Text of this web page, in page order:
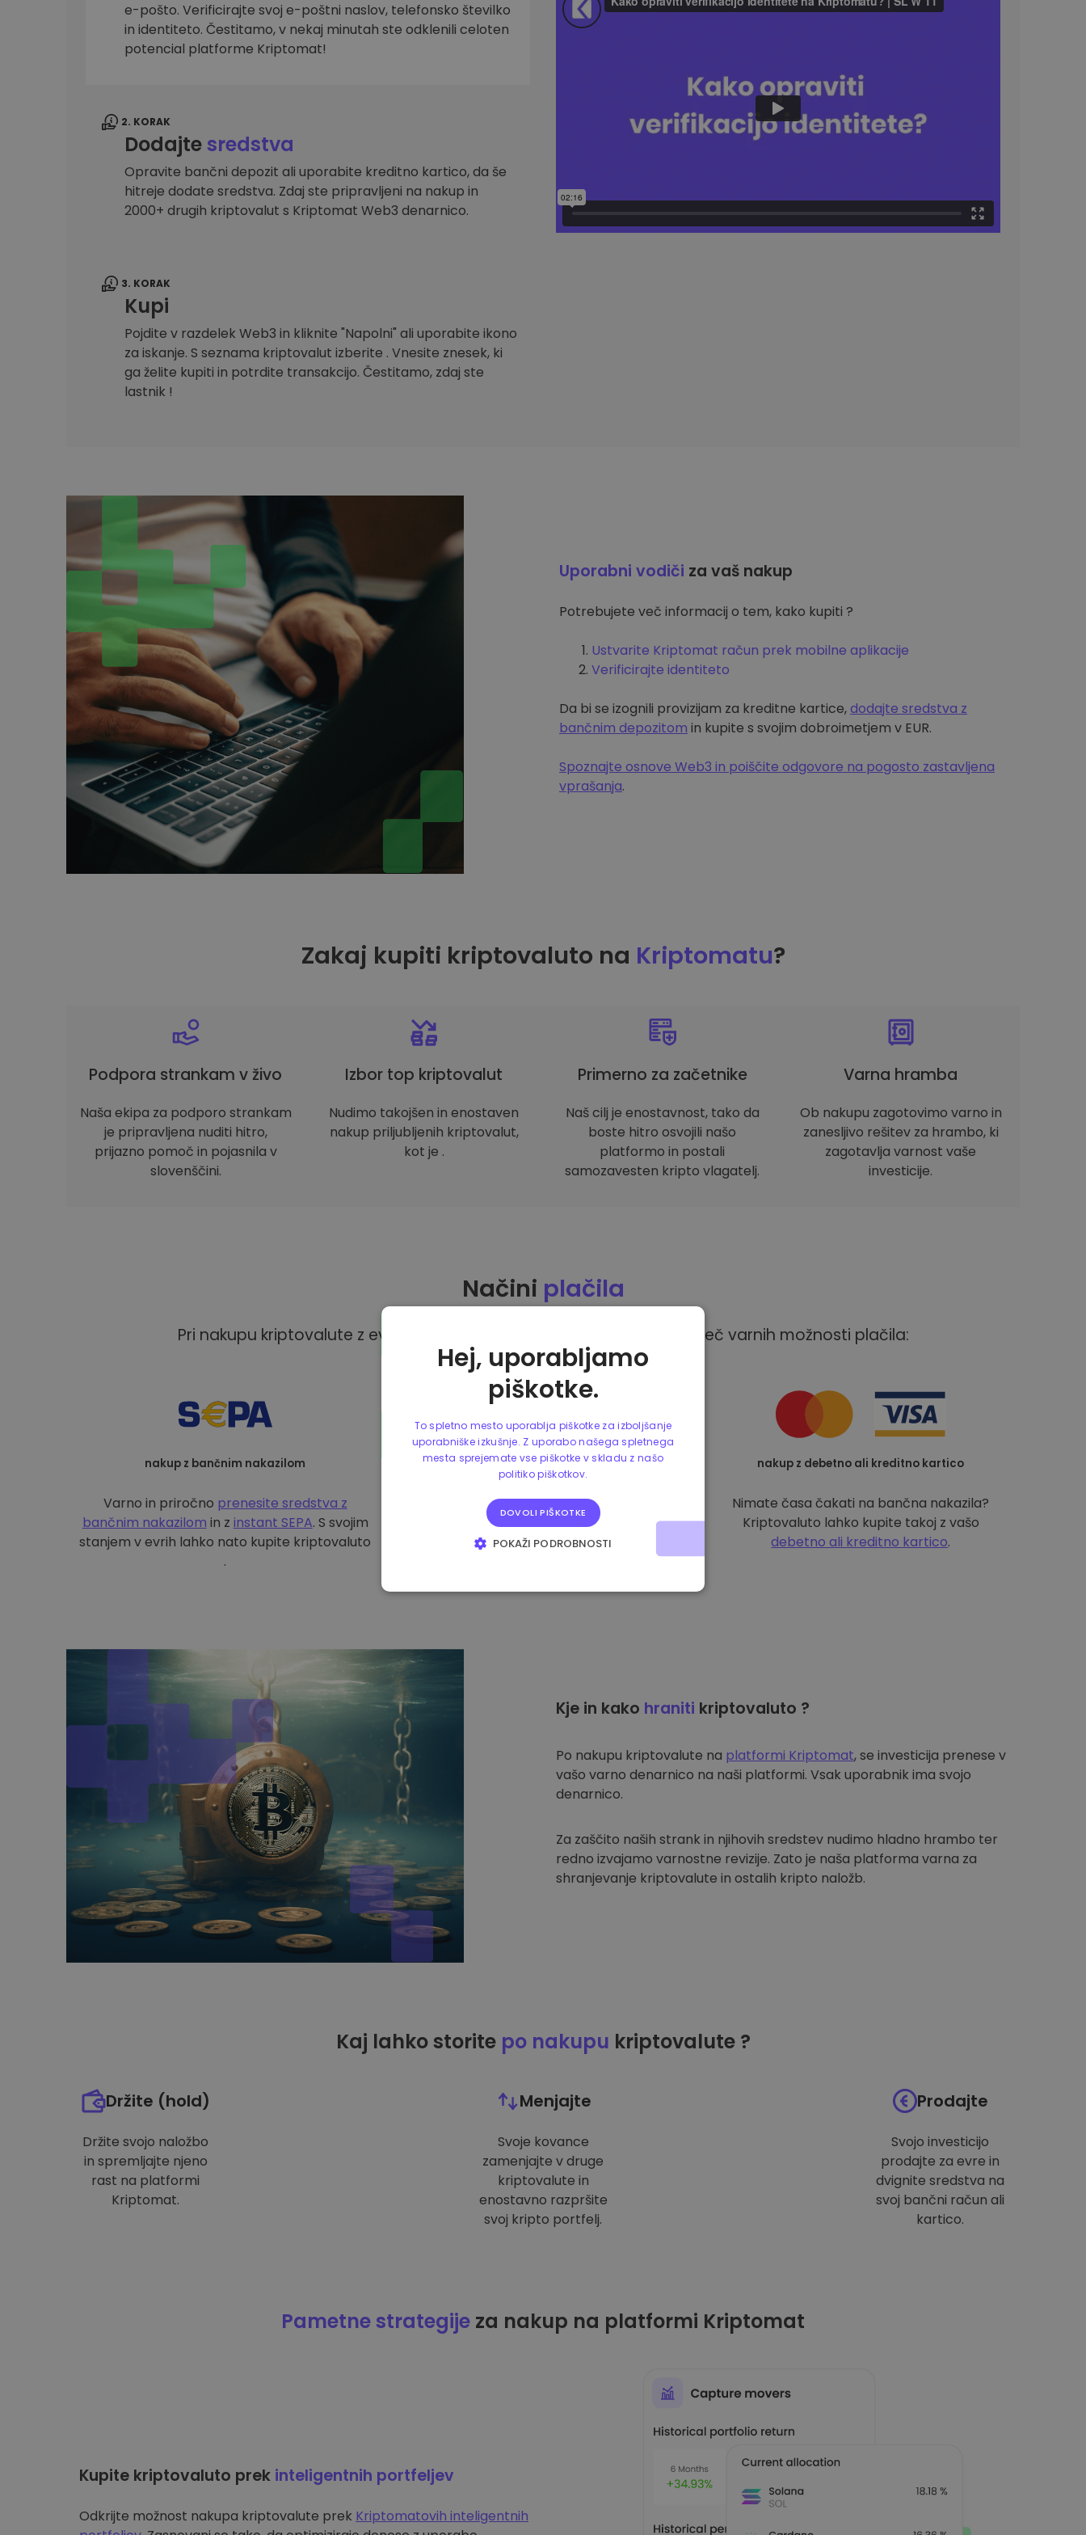
Raziskovalec naložb
Najdi svojo kripto strategijo
e-pošto. Verificirajte svoj e-poštni naslov, telefonsko številko
in identiteto. Čestitamo, v nekaj minutah ste odklenili celoten
potencial platforme Kriptomat!
2. KORAK
Dodajtesredstva
Opravite bančni depozit ali uporabite kreditno kartico, da še
hitreje dodate sredstva. Zdaj ste pripravljeni na nakup in
2000+ drugih kriptovalut s Kriptomat Web3 denarnico.
3. KORAK
Kupi
Pojdite v razdelek Web3 in kliknite "Napolni" ali uporabite ikono
za iskanje. S seznama kriptovalut izberite . Vnesite znesek, ki
ga želite kupiti in potrdite transakcijo. Čestitamo, zdaj ste
lastnik !
Uporabni vodiči za vaš nakup
Potrebujete več informacij o tem, kako kupiti ?
Ustvarite Kriptomat račun prek mobilne aplikacije
Verificirajte identiteto
Da bi se izognili provizijam za kreditne kartice,dodajte sredstva z
bančnim depozitom in kupite s svojim dobroimetjem v EUR.
Spoznajte osnove Web3 in poiščite odgovore na pogosto zastavljena
vprašanja.
Zakaj kupiti kriptovaluto na Kriptomatu?
Podpora strankam v živo
Naša ekipa za podporo strankam
je pripravljena nuditi hitro,
prijazno pomoč in pojasnila v
slovenščini.
Izbor top kriptovalut
Nudimo takojšen in enostaven
nakup priljubljenih kriptovalut,
kot je .
Primerno za začetnike
Naš cilj je enostavnost, tako da
boste hitro osvojili našo
platformo in postali
samozavesten kripto vlagatelj.
Varna hramba
Ob nakupu zagotovimo varno in
zanesljivo rešitev za hrambo, ki
zagotavlja varnost vaše
investicije.
Načini plačila
Pri nakupu kriptovalute z evri na platformi Kriptomat imate na voljo več varnih možnosti plačila:
nakup z bančnim nakazilom
Varno in priročno prenesite sredstva z
bančnim nakazilom in z instant SEPA. S svojim
stanjem v evrih lahko nato kupite kriptovaluto
.
nakup z debetno ali kreditno kartico
Nimate časa čakati na bančna nakazila?
Kriptovaluto lahko kupite takoj z vašo
debetno ali kreditno kartico.
Kje in kako hraniti kriptovaluto ?
Po nakupu kriptovalute na platformi Kriptomat, se investicija prenese v
vašo varno denarnico na naši platformi. Vsak uporabnik ima svojo
denarnico.
Za zaščito naših strank in njihovih sredstev nudimo hladno hrambo ter
redno izvajamo varnostne revizije. Zato je naša platforma varna za
shranjevanje kriptovalute in ostalih kripto naložb.
Kaj lahko storite po nakupu kriptovalute ?
Držite (hold)
Držite svojo naložbo
in spremljajte njeno
rast na platformi
Kriptomat.
Menjajte
Svoje kovance
zamenjajte v druge
kriptovalute in
enostavno razpršite
svoj kripto portfelj.
Prodajte
Svojo investicijo
prodajte za evre in
dvignite sredstva na
svoj bančni račun ali
kartico.
Pametne strategije za nakup na platformi Kriptomat
Kupite kriptovaluto prek inteligentnih portfeljev
Odkrijte možnost nakupa kriptovalute prek Kriptomatovih inteligentnih
Hej, uporabljamo
piškotke.
To spletno mesto uporablja piškotke za izboljšanje
uporabniške izkušnje. Z uporabo našega spletnega
mesta sprejemate vse piškotke v skladu z našo
politiko piškotkov.
DOVOLI PIŠKOTKE
POKAŽI PODROBNOSTI